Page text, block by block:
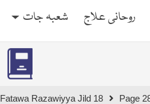
روحانی علاج شعبہ جات
Fatawa Razawiyya Jild 18 Page